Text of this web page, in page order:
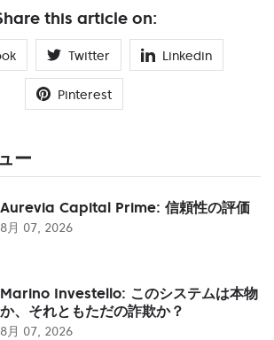
this article on:
Twitter Linkedin
Pinterest
ー
Aurevia Capital Prime: 信頼性の評価
8月 07, 2026
Marino Investello: このシステムは本物
か、それともただの詐欺か？
8月 07, 2026